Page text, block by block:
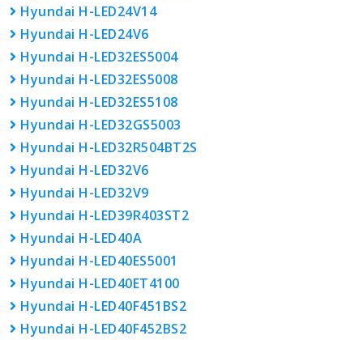
Hyundai H-LED24V14
Hyundai H-LED24V6
Hyundai H-LED32ES5004
Hyundai H-LED32ES5008
Hyundai H-LED32ES5108
Hyundai H-LED32GS5003
Hyundai H-LED32R504BT2S
Hyundai H-LED32V6
Hyundai H-LED32V9
Hyundai H-LED39R403ST2
Hyundai H-LED40A
Hyundai H-LED40ES5001
Hyundai H-LED40ET4100
Hyundai H-LED40F451BS2
Hyundai H-LED40F452BS2